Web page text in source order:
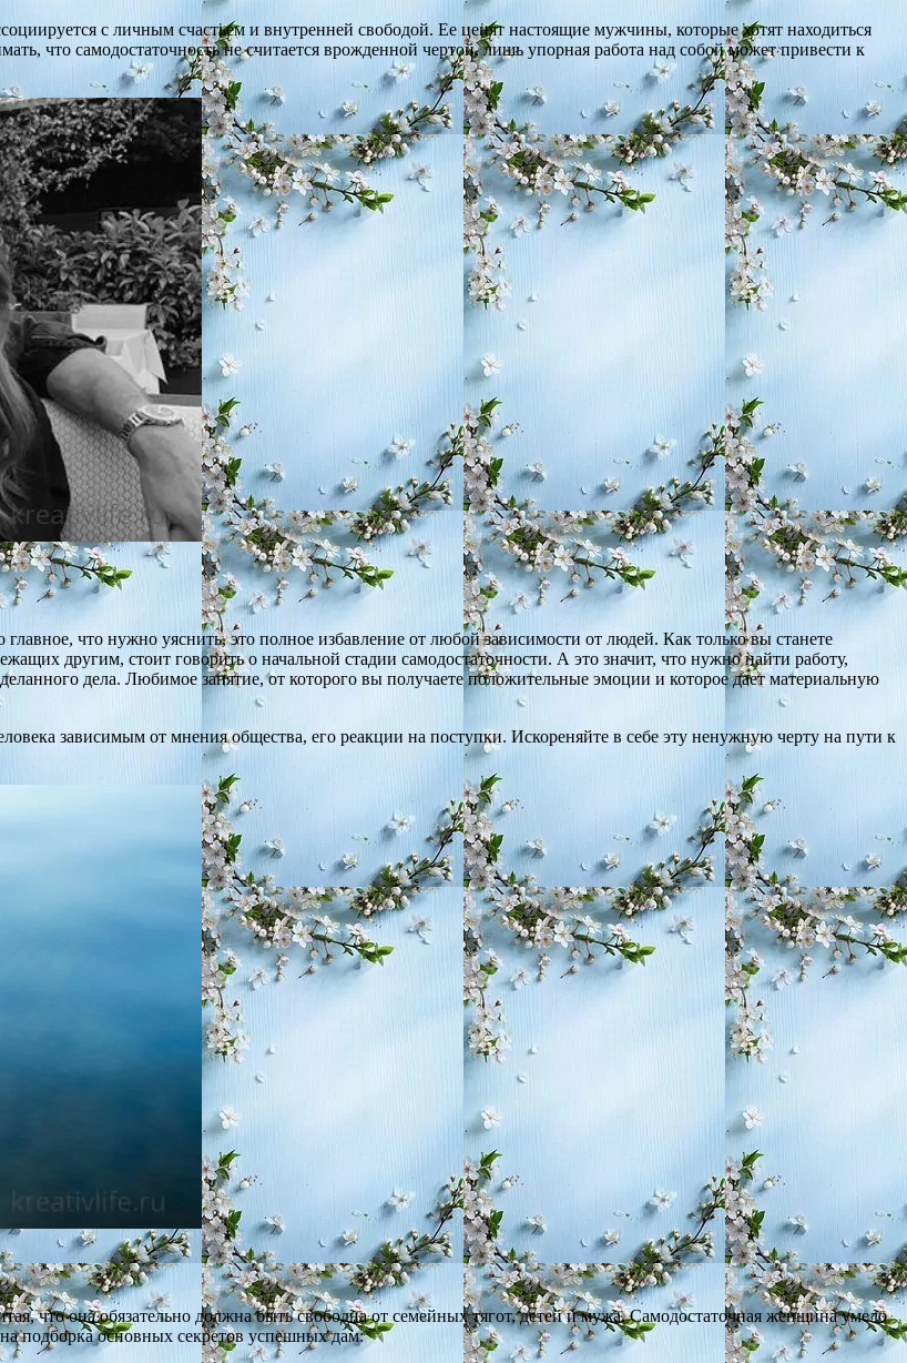
с личным счастьем и внутренней свободой. Ее ценят настоящие мужчины, которые хотят находиться
что самодостаточность не считается врожденной чертой, лишь упорная работа над собой может привести к
что нужно уяснить, это полное избавление от любой зависимости от людей. Как только вы станете
другим, стоит говорить о начальной стадии самодостаточности. А это значит, что нужно найти работу,
дела. Любимое занятие, от которого вы получаете положительные эмоции и которое дает материальную
зависимым от мнения общества, его реакции на поступки. Искореняйте в себе эту ненужную черту на пути к
что она обязательно должна быть свободна от семейных тягот, детей и мужа. Самодостаточная женщина умело
подборка основных секретов успешных дам: